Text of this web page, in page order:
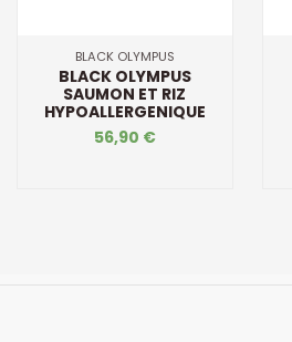
BLACK OLYMPUS
BLACK OLYMPUS
SAUMON ET RIZ
HYPOALLERGENIQUE
56,90 €